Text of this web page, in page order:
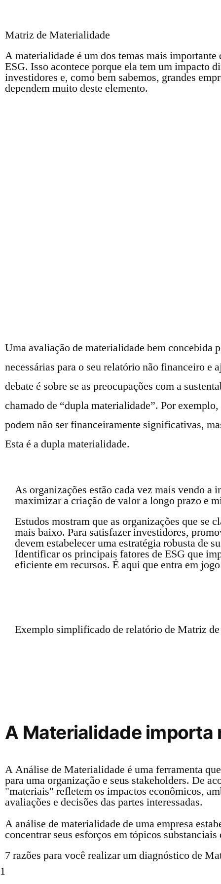
Matriz de Materialidade
A materialidade é um dos temas mais importante
ESG. Isso acontece porque ela tem um impacto
investidores e, como bem sabemos, grandes
dependem muito deste elemento.
Uma avaliação de materialidade bem concebida
necessárias para o seu relatório não financeiro
debate é sobre se as preocupações com a
chamado de “dupla materialidade”. Por
podem não ser financeiramente significativas,
Esta é a dupla materialidade.
As organizações estão cada vez mais vendo a
maximizar a criação de valor a longo prazo e
Estudos mostram que as organizações que se
mais baixo. Para satisfazer investidores,
devem estabelecer uma estratégia robusta de
Identificar os principais fatores de ESG que
eficiente em recursos. É aqui que entra em
Exemplo simplificado de relatório de Matriz
A Materialidade importa
A Análise de Materialidade é uma ferramenta
para uma organização e seus stakeholders. De
"materiais" refletem os impactos econômicos,
avaliações e decisões das partes interessadas.
A análise de materialidade de uma empresa
concentrar seus esforços em tópicos
7 razões para você realizar um diagnóstico de
1